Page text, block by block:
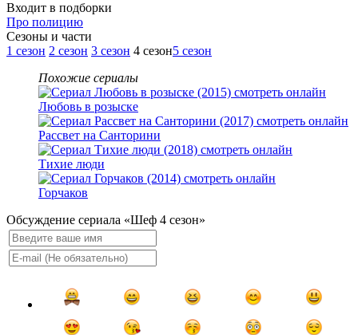
Входит в подборки
Про полицию
Cезоны и части
1 сезон 2 сезон 3 сезон 4 сезон5 сезон
Похожие сериалы
Любовь в розыске
Рассвет на Санторини
Тихие люди
Горчаков
Обсуждение сериала «Шеф 4 сезон»